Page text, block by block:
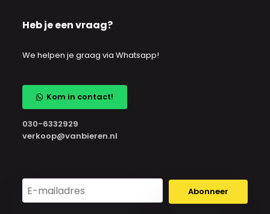
Heb je een vraag?
We helpen je graag via Whatsapp!
Kom in contact!
030-6332929
verkoop@vanbieren.nl
Abonneer